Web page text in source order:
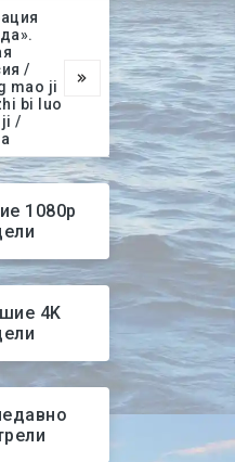
/
mao ji
bi luo
ji /
1080p
4K